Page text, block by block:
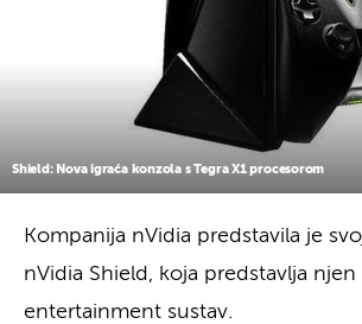
Shield: Nova igraća konzola s Tegra X1 procesorom
Kompanija nVidia predstavila je
nVidia Shield, koja predstavlja njen
entertainment sustav.